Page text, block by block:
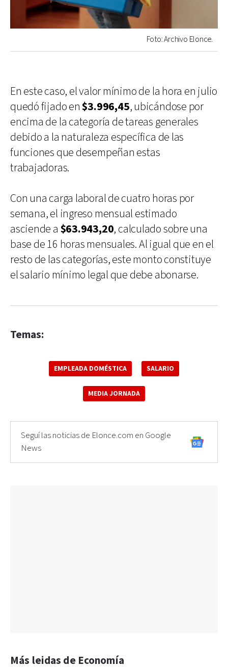
Foto: Archivo Elonce.
En este caso, el valor mínimo de la hora en julio
quedó fijado en$3.996,45, ubicándose por
encima de la categoría de tareas generales
debido a la naturaleza específica de las
funciones que desempeñan estas
trabajadoras.
Con una carga laboral de cuatro horas por
semana, el ingreso mensual estimado
asciende a $63.943,20, calculado sobre una
base de 16 horas mensuales. Al igual que en el
resto de las categorías, este monto constituye
el salario mínimo legal que debe abonarse.
Temas:
EMPLEADA DOMÉSTICA SALARIO
MEDIA JORNADA
Seguí las noticias de Elonce.com en Google
News
Más leidas de Economía